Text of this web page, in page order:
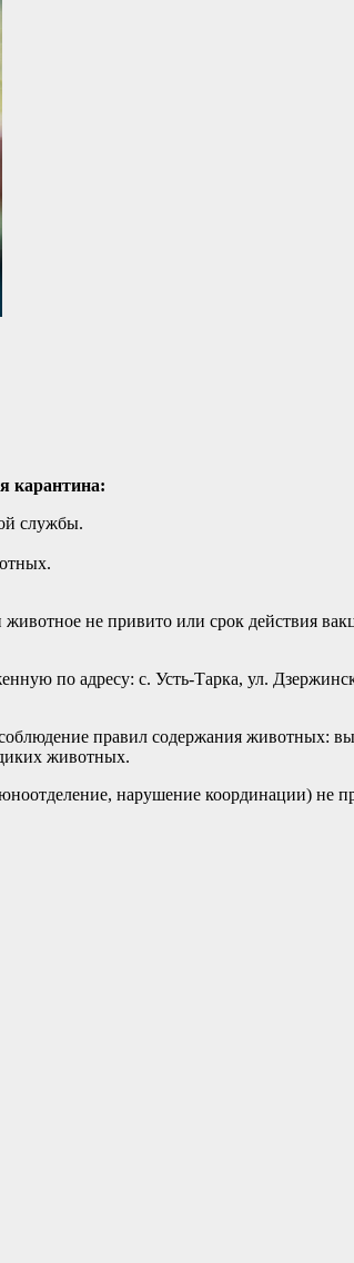
карантина:
службы.
не привито или срок действия
по адресу: с. Усть-Тарка, ул.
правил содержания животных:
животных.
нарушение координации) не